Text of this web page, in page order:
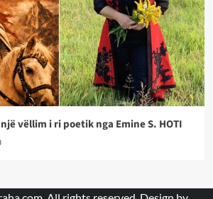
vëllim i ri poetik nga Emine S. HOTI